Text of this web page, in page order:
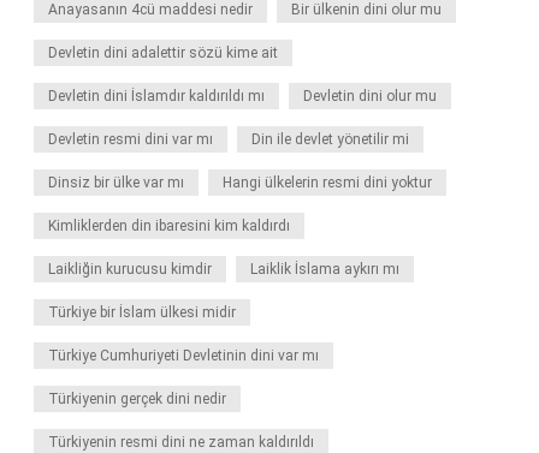
Anayasanın 4cü maddesi nedir Bir ülkenin dini olur mu
Devletin dini adalettir sözü kime ait
Devletin dini İslamdır kaldırıldı mı Devletin dini olur mu
Devletin resmi dini var mı Din ile devlet yönetilir mi
Dinsiz bir ülke var mı Hangi ülkelerin resmi dini yoktur
Kimliklerden din ibaresini kim kaldırdı
Laikliğin kurucusu kimdir Laiklik İslama aykırı mı
Türkiye bir İslam ülkesi midir
Türkiye Cumhuriyeti Devletinin dini var mı
Türkiyenin gerçek dini nedir
Türkiyenin resmi dini ne zaman kaldırıldı